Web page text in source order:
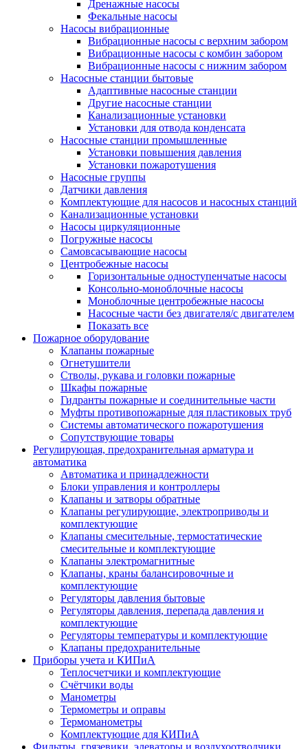
Дренажные насосы
Фекальные насосы
Насосы вибрационные
Вибрационные насосы с верхним забором
Вибрационные насосы с комбин забором
Вибрационные насосы с нижним забором
Насосные станции бытовые
Адаптивные насосные станции
Другие насосные станции
Канализационные установки
Установки для отвода конденсата
Насосные станции промышленные
Установки повышения давления
Установки пожаротушения
Насосные группы
Датчики давления
Комплектующие для насосов и насосных станций
Канализационные установки
Насосы циркуляционные
Погружные насосы
Самовсасывающие насосы
Центробежные насосы
Горизонтальные одноступенчатые насосы
Консольно-моноблочные насосы
Моноблочные центробежные насосы
Насосные части без двигателя/с двигателем
Показать все
Пожарное оборудование
Клапаны пожарные
Огнетушители
Стволы, рукава и головки пожарные
Шкафы пожарные
Гидранты пожарные и соединительные части
Муфты противопожарные для пластиковых труб
Системы автоматического пожаротушения
Сопутствующие товары
Регулирующая, предохранительная арматура и
автоматика
Автоматика и принадлежности
Блоки управления и контроллеры
Клапаны и затворы обратные
Клапаны регулирующие, электроприводы и
комплектующие
Клапаны смесительные, термостатические
смесительные и комплектующие
Клапаны электромагнитные
Клапаны, краны балансировочные и
комплектующие
Регуляторы давления бытовые
Регуляторы давления, перепада давления и
комплектующие
Регуляторы температуры и комплектующие
Клапаны предохранительные
Приборы учета и КИПиА
Теплосчетчики и комплектующие
Счётчики воды
Манометры
Термометры и оправы
Термоманометры
Комплектующие для КИПиА
Фильтры, грязевики, элеваторы и воздухоотводчики